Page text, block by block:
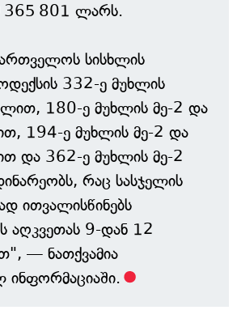
365 801 ლარს.
სისხლის
332-ე მუხლის
180-ე მუხლის მე-2 და
194-ე მუხლის მე-2 და
და 362-ე მუხლის მე-2
რაც სასჯელის
ითვალისწინებს
აღკვეთას 9-დან 12
— ნათქვამია
ინფორმაციაში.